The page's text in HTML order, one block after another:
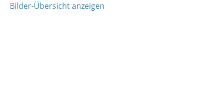
Bilder-Übersicht anzeigen